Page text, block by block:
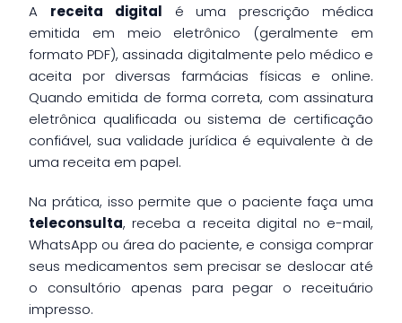
A receita digital é uma prescrição médica
emitida em meio eletrônico (geralmente em
formato PDF), assinada digitalmente pelo médico e
aceita por diversas farmácias físicas e online.
Quando emitida de forma correta, com assinatura
eletrônica qualificada ou sistema de certificação
confiável, sua validade jurídica é equivalente à de
uma receita em papel.
Na prática, isso permite que o paciente faça uma
teleconsulta, receba a receita digital no e-mail,
WhatsApp ou área do paciente, e consiga comprar
seus medicamentos sem precisar se deslocar até
o consultório apenas para pegar o receituário
impresso.